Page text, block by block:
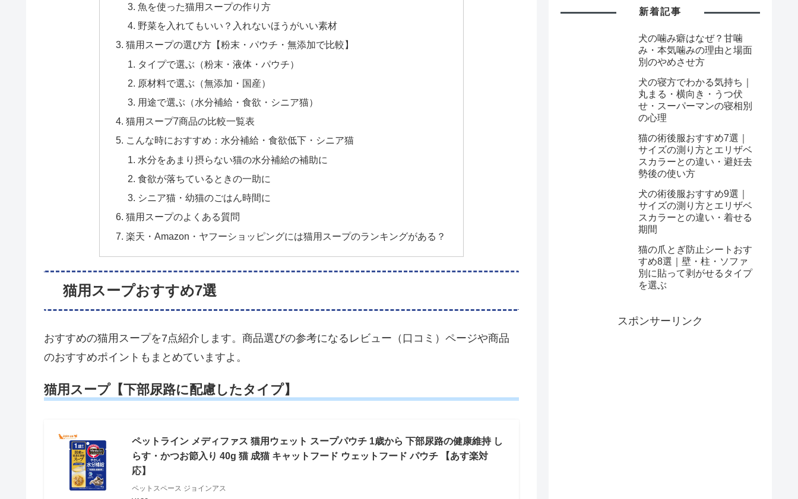
魚を使った猫用スープの作り方
野菜を入れてもいい？入れないほうがいい素材
猫用スープの選び方【粉末・パウチ・無添加で比較】
タイプで選ぶ（粉末・液体・パウチ）
原材料で選ぶ（無添加・国産）
用途で選ぶ（水分補給・食欲・シニア猫）
猫用スープ7商品の比較一覧表
こんな時におすすめ：水分補給・食欲低下・シニア猫
水分をあまり摂らない猫の水分補給の補助に
食欲が落ちているときの一助に
シニア猫・幼猫のごはん時間に
猫用スープのよくある質問
楽天・Amazon・ヤフーショッピングには猫用スープのランキングがある？
猫用スープおすすめ7選
おすすめの猫用スープを7点紹介します。商品選びの参考になるレビュー（口コミ）ページや商品
のおすすめポイントもまとめていますよ。
猫用スープ【下部尿路に配慮したタイプ】
ペットライン メディファス 猫用ウェット スープパウチ 1歳から 下部尿路の健康維持 し
らす・かつお節入り 40g 猫 成猫 キャットフード ウェットフード パウチ 【あす楽対
応】
ペットスペース ジョインアス
新着記事
犬の噛み癖はなぜ？甘噛
み・本気噛みの理由と場面
別のやめさせ方
犬の寝方でわかる気持ち｜
丸まる・横向き・うつ伏
せ・スーパーマンの寝相別
の心理
猫の術後服おすすめ7選｜
サイズの測り方とエリザベ
スカラーとの違い・避妊去
勢後の使い方
犬の術後服おすすめ9選｜
サイズの測り方とエリザベ
スカラーとの違い・着せる
期間
猫の爪とぎ防止シートおす
すめ8選｜壁・柱・ソファ
別に貼って剥がせるタイプ
を選ぶ
スポンサーリンク